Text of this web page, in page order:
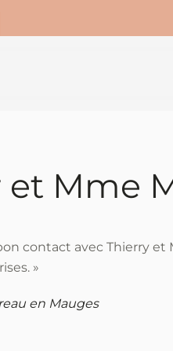
et Mme
contact avec Thierry
»
en Mauges